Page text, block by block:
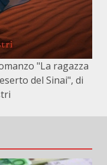
"La ragazza
del Sinai", di